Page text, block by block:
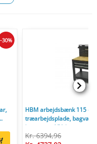
-30%
HBM arbejdsbænk 115
træarbejdsplade, bagvæg,
bæreevne 250 kg
Kr. 6394,96